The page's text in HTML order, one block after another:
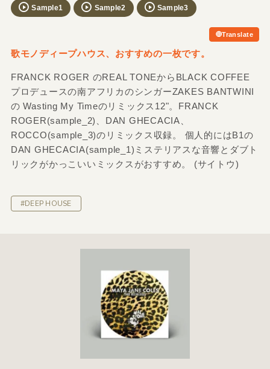
Sample1 Sample2 Sample3
Translate
歌モノディープハウス、おすすめの一枚です。
FRANCK ROGER のREAL TONEからBLACK COFFEE
プロデュースの南アフリカのシンガーZAKES BANTWINI
の Wasting My Timeのリミックス12"。FRANCK
ROGER(sample_2)、DAN GHECACIA、
ROCCO(sample_3)のリミックス収録。 個人的にはB1の
DAN GHECACIA(sample_1)ミステリアスな音響とダブト
リックがかっこいいミックスがおすすめ。 (サイトウ)
#DEEP HOUSE